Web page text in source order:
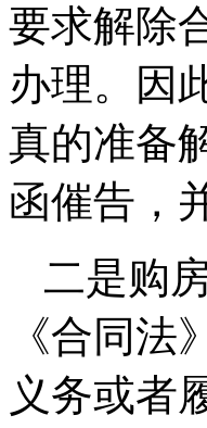
要求解除
办理。因
真的准备
函催告，
二是购
《合同
义务或者